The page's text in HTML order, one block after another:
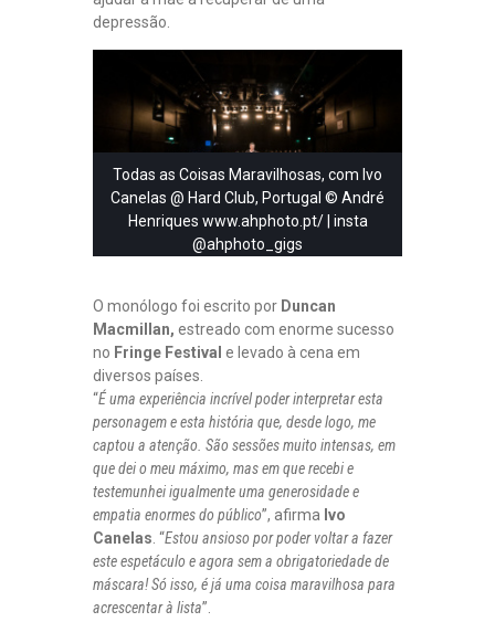
depressão.
Todas as Coisas Maravilhosas, com Ivo
Canelas @ Hard Club, Portugal © André
Henriques www.ahphoto.pt/ | insta
@ahphoto_gigs
O monólogo foi escrito por Duncan
Macmillan, estreado com enorme sucesso
no Fringe Festival e levado à cena em
diversos países.
“É uma experiência incrível poder interpretar esta
personagem e esta história que, desde logo, me
captou a atenção. São sessões muito intensas, em
que dei o meu máximo, mas em que recebi e
testemunhei igualmente uma generosidade e
empatia enormes do público”, afirma Ivo
Canelas . “Estou ansioso por poder voltar a fazer
este espetáculo e agora sem a obrigatoriedade de
máscara! Só isso, é já uma coisa maravilhosa para
acrescentar à lista”.
E
S
T
A
Q
U
E
S
,
E
N
T
R
E